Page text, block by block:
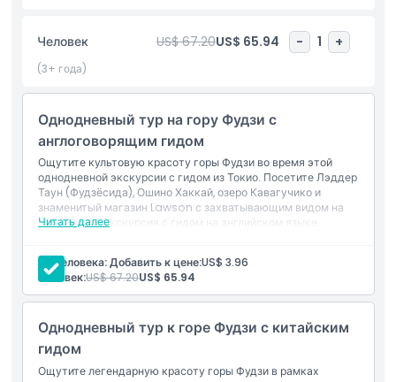
любимой путешественниками со всего мира. Идеальный
вариант для тех, кто посещает регион впервые, этот тур
предлагает удобный и незабываемый способ увидеть
Основные моменты
Включено
Вещи, которые нужно знать
Местоположение
Человек US$ 67.20US$ 65.94 - 1 +
(3+ года)
Однодневный тур на гору Фудзи с
англоговорящим гидом
Ощутите культовую красоту горы Фудзи во время этой
однодневной экскурсии с гидом из Токио. Посетите Лэддер
Таун (Фудзёсида), Ошино Хаккай, озеро Кавагучико и
знаменитый магазин Lawson с захватывающим видом на
гору Фудзи. Экскурсия с гидом на английском языке,
Синдзюку с надежным и внимательным обслуживанием.
Сезонные особенности включают цветение сакуры и
осеннюю листву. Обратите внимание, что видимость горы
Фудзи зависит от погодных условий.
Читать далее
Вход в аттракционы
Гид, говорящий на английском языке
Трансфер туда и обратно от места встречи
На человека: Добавить к цене:US$ 3.96
Человек:US$ 67.20US$ 65.94
Однодневный тур к горе Фудзи с китайским
гидом
Ощутите легендарную красоту горы Фудзи в рамках